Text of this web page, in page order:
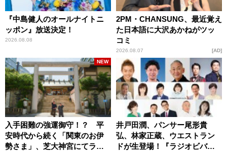
『中島健人のオールナイトニ
ッポン』放送決定！
2026.08.08
2PM・CHANSUNG、最近覚え
た日本語に大沢あかねがツッ
コミ
2026.08.07 AD
入手困難の強運御守！？ 平
安時代から続く「関東のお伊
勢さま」、芝大神宮にてラン
NEW
井戸田潤、パンサー尾形貴
弘、林家正蔵、ウエストラン
ドが生登場！『ラジオビバリ